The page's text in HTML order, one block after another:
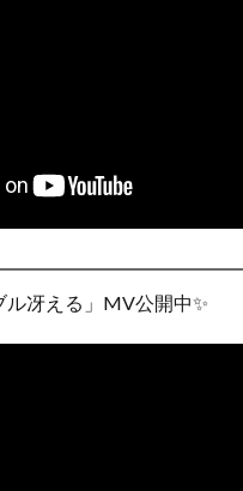
冴える」MV公開中✨